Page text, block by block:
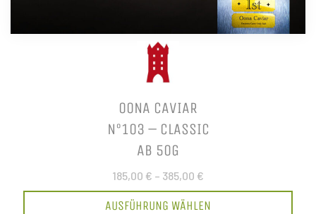
OONA CAVIAR
N°103 – CLASSIC
AB 50G
185,00 € – 385,00 €
AUSFÜHRUNG WÄHLEN